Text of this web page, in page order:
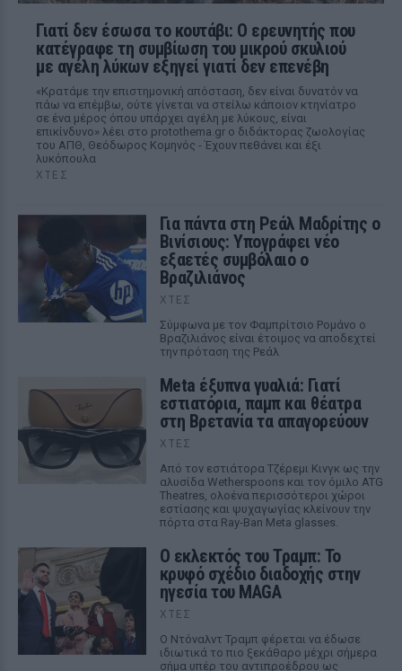
Γιατί δεν έσωσα το κουτάβι: Ο ερευνητής που
κατέγραφε τη συμβίωση του μικρού σκυλιού
με αγέλη λύκων εξηγεί γιατί δεν επενέβη
«Κρατάμε την επιστημονική απόσταση, δεν είναι δυνατόν να
πάω να επέμβω, ούτε γίνεται να στείλω κάποιον κτηνίατρο
σε ένα μέρος όπου υπάρχει αγέλη με λύκους, είναι
επικίνδυνο» λέει στο protothema.gr ο διδάκτορας ζωολογίας
του ΑΠΘ, Θεόδωρος Κομηνός - Έχουν πεθάνει και έξι
λυκόπουλα
ΧΤΕΣ
Για πάντα στη Ρεάλ Μαδρίτης ο
Βινίσιους: Υπογράφει νέο
εξαετές συμβόλαιο ο
Βραζιλιάνος
ΧΤΕΣ
Σύμφωνα με τον Φαμπρίτσιο Ρομάνο ο
Βραζιλιάνος είναι έτοιμος να αποδεχτεί
την πρόταση της Ρεάλ
Meta έξυπνα γυαλιά: Γιατί
εστιατόρια, παμπ και θέατρα
στη Βρετανία τα απαγορεύουν
ΧΤΕΣ
Από τον εστιάτορα Τζέρεμι Κινγκ ως την
αλυσίδα Wetherspoons και τον όμιλο ATG
Theatres, ολοένα περισσότεροι χώροι
εστίασης και ψυχαγωγίας κλείνουν την
πόρτα στα Ray-Ban Meta glasses.
Ο εκλεκτός του Τραμπ: Το
κρυφό σχέδιο διαδοχής στην
ηγεσία του MAGA
ΧΤΕΣ
Ο Ντόναλντ Τραμπ φέρεται να έδωσε
ιδιωτικά το πιο ξεκάθαρο μέχρι σήμερα
σήμα υπέρ του αντιπροέδρου ως